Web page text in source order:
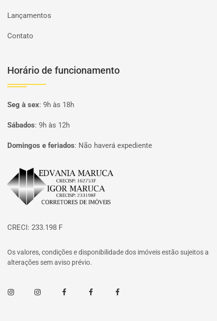
Lançamentos
Contato
Horário de funcionamento
Seg à sex: 9h às 18h
Sábados: 9h às 12h
Domingos e feriados: Não haverá expediente
Página inicial
CRECI: 233.198 F
Os valores, condições e disponibilidade dos imóveis estão sujeitos a
alterações sem aviso prévio.
InstagramInstagramFacebookFacebookFacebook